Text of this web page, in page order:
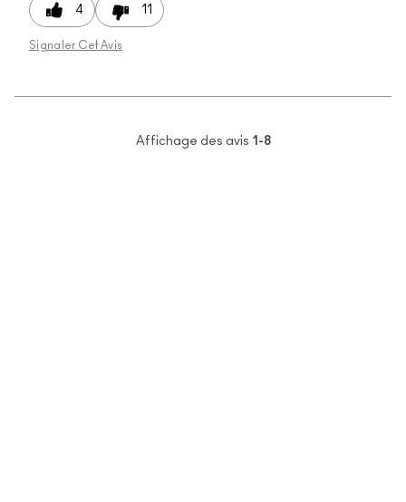
4 11
Signaler Cet Avis
Affichage des avis 1-8